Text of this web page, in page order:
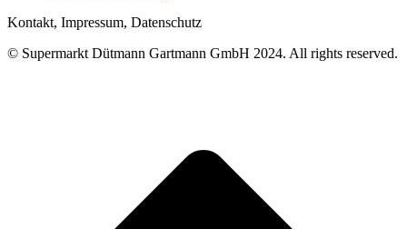
Kontakt, Impressum, Datenschutz
© Supermarkt Dütmann Gartmann GmbH 2024. All rights reserved.